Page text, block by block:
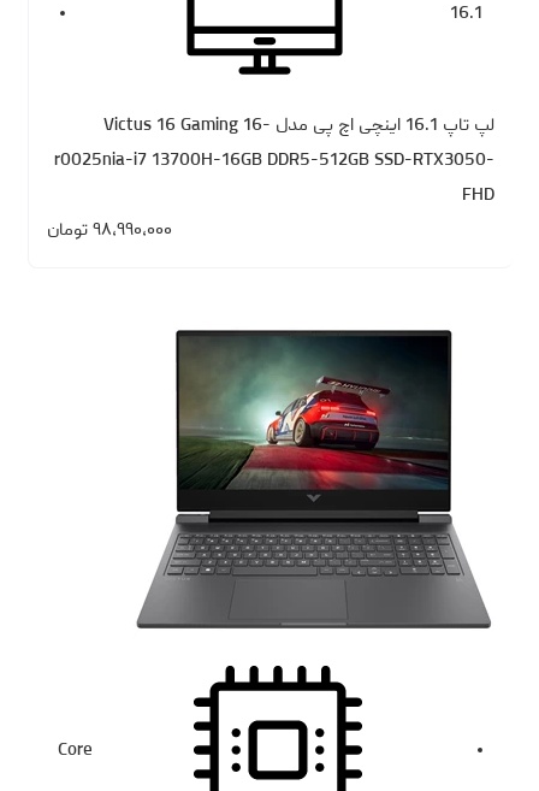
16.1
لپ تاپ 16.1 اینچی اچ‌ پی مدل Victus 16 Gaming 16-
r0025nia-i7 13700H-16GB DDR5-512GB SSD-RTX3050-
FHD
۹۸،۹۹۰،۰۰۰ تومان
Core